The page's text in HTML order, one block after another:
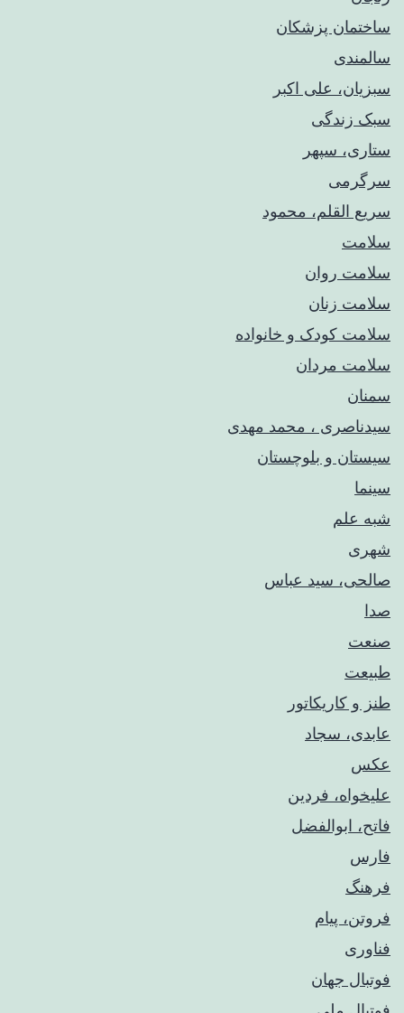
ساختمان پزشکان
سالمندی
سبزیان، علی اکبر
سبک زندگی
ستاری، سپهر
سرگرمی
سریع القلم، محمود
سلامت
سلامت روان
سلامت زنان
سلامت کودک‌ و خانواده
سلامت مردان
سمنان
سیدناصری ، محمد مهدی
سیستان و بلوچستان
سینما
شبه علم
شهری
صالحی، سید عباس
صدا
صنعت
طبیعت
طنز و کاریکاتور
عابدی، سجاد
عکس
علیخواه، فردین
فاتح، ابوالفضل
فارس
فرهنگ
فروتن، پیام
فناوری
فوتبال جهان